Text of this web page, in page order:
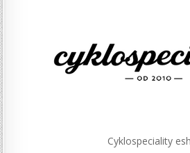
Cyklospeciality